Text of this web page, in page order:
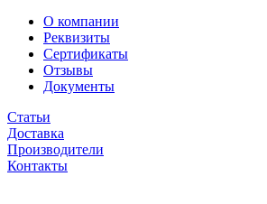
О компании
Реквизиты
Сертификаты
Отзывы
Документы
Статьи
Доставка
Производители
Контакты